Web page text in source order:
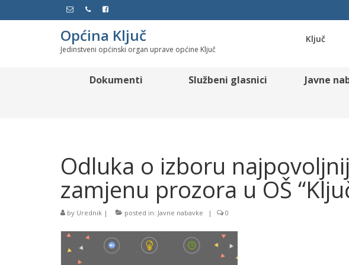
Općina Ključ
Jedinstveni općinski organ uprave općine Ključ
Ključ
Dokumenti Službeni glasnici Javne
Odluka o izboru
zamjenu prozora u OŠ
by Urednik | posted in: Javne nabavke | 0